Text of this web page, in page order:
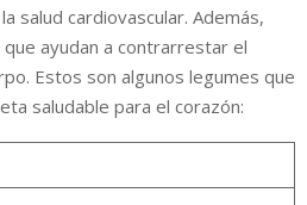
salud cardiovascular. Además,
ayudan a contrarrestar el
Estos son algunos legumes que
saludable para el corazón: